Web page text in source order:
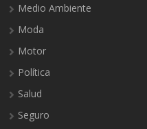
Medio Ambiente
Moda
Motor
Política
Salud
Seguro